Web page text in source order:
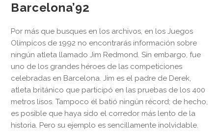
Barcelona’92
Por más que busques en los archivos, en los Juegos
Olímpicos de 1992 no encontrarás información sobre
ningún atleta llamado Jim Redmond. Sin embargo, fue
uno de los grandes héroes de las competiciones
celebradas en Barcelona. Jim es el padre de Derek,
atleta británico que participó en las pruebas de los 400
metros lisos. Tampoco él batió ningún récord; de hecho,
es posible que haya sido el corredor más lento de la
historia. Pero su ejemplo es sencillamente inolvidable.